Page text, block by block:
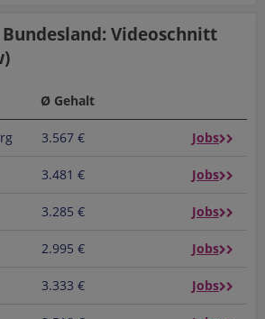
Videoschnitt
Ø Gehalt
3.567 € Jobs
3.481 € Jobs
3.285 € Jobs
2.995 € Jobs
3.333 € Jobs